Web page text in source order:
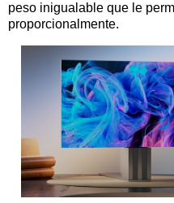
peso inigualable que le
proporcionalmente.